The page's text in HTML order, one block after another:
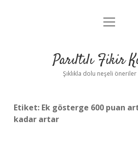
Anasayfa
Yasal Uyarı
menüyü
Parıltılı Fikir
Şıklıkla dolu neşeli
Etiket: Ek gösterge 600 puan
kadar artar